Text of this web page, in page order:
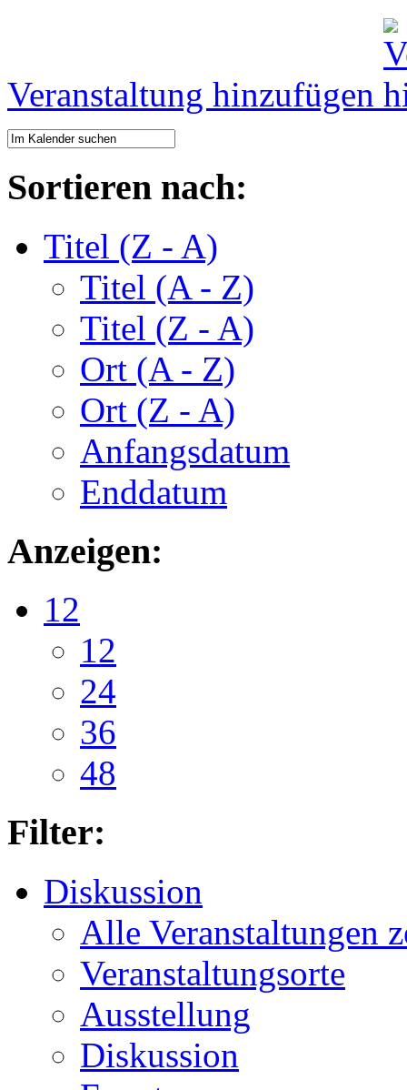
Veranstaltung hinzufügen
Sortieren nach:
Titel (Z - A)
Titel (A - Z)
Titel (Z - A)
Ort (A - Z)
Ort (Z - A)
Anfangsdatum
Enddatum
Anzeigen:
12
12
24
36
48
Filter:
Diskussion
Alle Veranstaltungen
Veranstaltungsorte
Ausstellung
Diskussion